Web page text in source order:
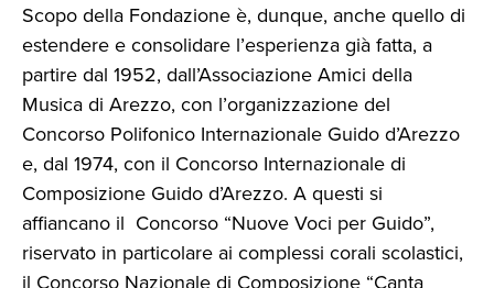
Scopo della Fondazione è, dunque, anche quello di
estendere e consolidare l’esperienza già fatta, a
partire dal 1952, dall’Associazione Amici della
Musica di Arezzo, con l’organizzazione del
Concorso Polifonico Internazionale Guido d’Arezzo
e, dal 1974, con il Concorso Internazionale di
Composizione Guido d’Arezzo. A questi si
affiancano il Concorso “Nuove Voci per Guido”,
riservato in particolare ai complessi corali scolastici,